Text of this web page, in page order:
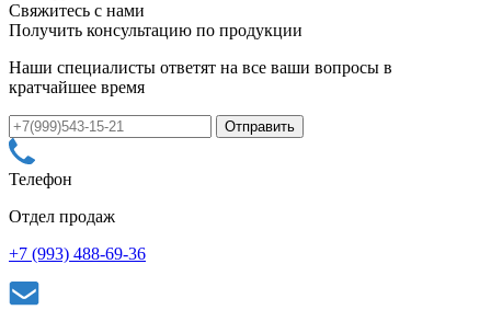
Свяжитесь с нами
Получить консультацию по продукции
Наши специалисты ответят на все ваши вопросы в
кратчайшее время
Телефон
Отдел продаж
+7 (993) 488-69-36